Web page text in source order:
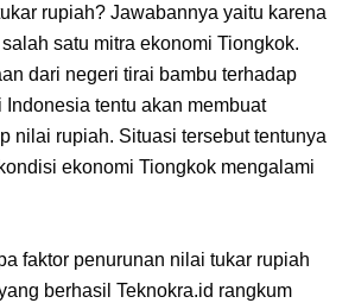
rupiah? Jawabannya yaitu karena
satu mitra ekonomi Tiongkok.
dari negeri tirai bambu terhadap
Indonesia tentu akan membuat
nilai rupiah. Situasi tersebut tentunya
ekonomi Tiongkok mengalami
faktor penurunan nilai tukar rupiah
berhasil Teknokra.id rangkum